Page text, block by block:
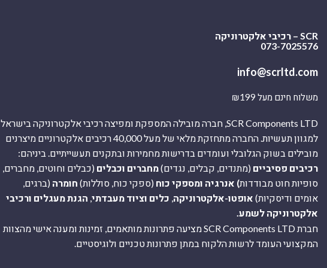
SCR – רכיבי אלקטרוניקה
073-7025576
info@scrltd.com
משלוח חינם מעל ₪199
SCR Components LTD, חברה מובילה המספקת ומפיצה רכיבי אלקטרוניקה בישראל
למגוון תעשיות. החברה מתחזקת מלאי של מעל 40,000 רכיבים אלקטרוניים מיצרנים
מובילים בשוק הגלובלי ועומדים בדרישות מחמירות ובתקנים תעשייתיים. ביניהם:
רכיבים פסיביים (מתנדים, קבלים, נגדים)מחברים וכבלים (כבלים וחוטים, מחברים,
סופיות חוט מבודדות) אנרגיה ומספקי כוח (ספקי כוח, סוללות) חומרה (ברגים,
אומים ודיסקיות) אופטו-אלקטרוניקה כלים וציוד מעבדתי הגנת מעגלים ורכיבי
אלקטרוניקה לשמע.
חברת SCR Components LTD מציעה פתרונות מותאמים, זמינות ומענה אישי מהצוות
המקצועי העומד לרשות הלקוח במתן פתרונות טכניים ולוגיסטיים.